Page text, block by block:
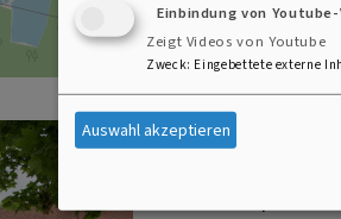
Einbindung von
Zeigt Videos von Youtube
Zweck: Eingebettete externe
Auswahl akzeptieren